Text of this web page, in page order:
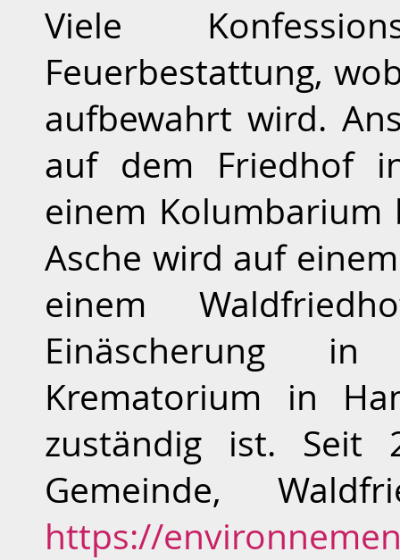
Viele
Feuerbestattung,
aufbewahrt wird.
auf dem Friedhof
einem Kolumbarium
Asche wird auf
einem
Einäscherung
Krematorium in
zuständig ist. Seit
Gemeinde,
https://